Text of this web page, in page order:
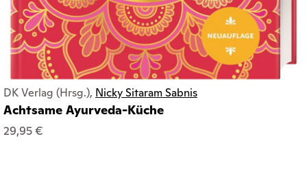
DK Verlag (Hrsg.), Nicky Sitaram Sabnis
Achtsame Ayurveda-Küche
29,95 €